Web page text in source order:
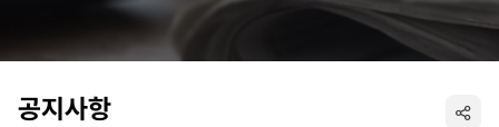
공지사항